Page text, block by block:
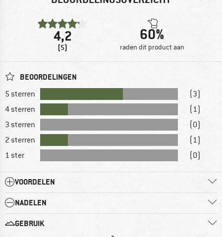
4,2
(5)
60%
raden dit product aan
BEOORDELINGEN
5 sterren
(3)
4 sterren
(1)
3 sterren
(0)
2 sterren
(1)
1 ster
(0)
VOORDELEN
NADELEN
GEBRUIK